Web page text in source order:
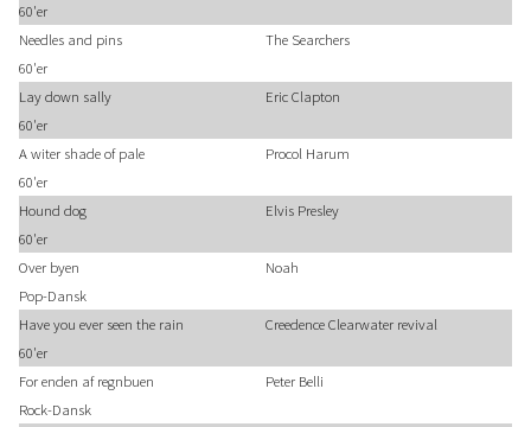
60'er
Needles and pins
The Searchers
60'er
Lay down sally
Eric Clapton
60'er
A witer shade of pale
Procol Harum
60'er
Hound dog
Elvis Presley
60'er
Over byen
Noah
Pop-Dansk
Have you ever seen the rain
Creedence Clearwater revival
60'er
For enden af regnbuen
Peter Belli
Rock-Dansk